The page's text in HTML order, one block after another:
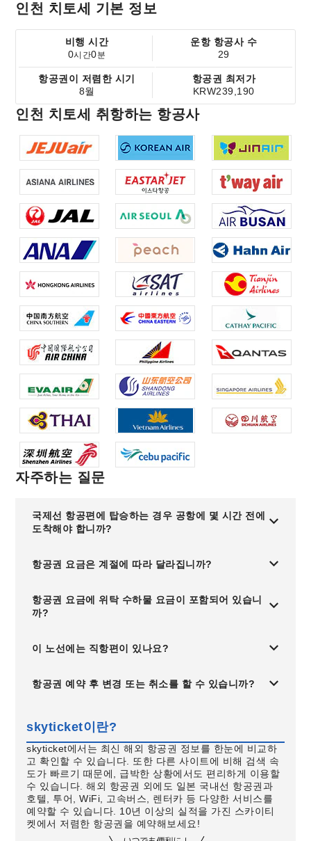
인천 치토세 기본 정보
비행 시간
0시간0분
운항 항공사 수
29
항공권이 저렴한 시기
8월
항공권 최저가
KRW239,190
인천 치토세 취항하는 항공사
자주하는 질문
국제선 항공편에 탑승하는 경우 공항에 몇 시간 전에
도착해야 합니까?
항공권 요금은 계절에 따라 달라집니까?
항공권 요금에 위탁 수하물 요금이 포함되어 있습니
까?
이 노선에는 직항편이 있나요?
항공권 예약 후 변경 또는 취소를 할 수 있습니까?
skyticket이란?
skyticket에서는 최신 해외 항공권 정보를 한눈에 비교하
고 확인할 수 있습니다. 또한 다른 사이트에 비해 검색 속
도가 빠르기 때문에, 급박한 상황에서도 편리하게 이용할
수 있습니다. 해외 항공권 외에도 일본 국내선 항공권과
호텔, 투어, WiFi, 고속버스, 렌터카 등 다양한 서비스를
예약할 수 있습니다. 10년 이상의 실적을 가진 스카이티
켓에서 저렴한 항공권을 예약해보세요!